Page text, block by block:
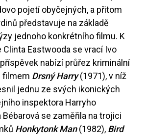
pojetí obyčejných, a přitom
představuje na základě
jednoho konkrétního filmu. K
Clinta Eastwooda se vrací Ivo
nabízí průřez kriminální
filmem Drsný Harry(1971), v níž
jednu ze svých ikonických
inspektora Harryho
Bébarová se zaměřila na trojici
Honkytonk Man(1982), Bird